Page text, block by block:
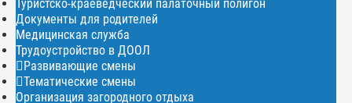
Туристско-краеведческий палаточный полигон
Документы для родителей
Медицинская служба
Трудоустройство в ДООЛ
Развивающие смены
Тематические смены
Организация загородного отдыха